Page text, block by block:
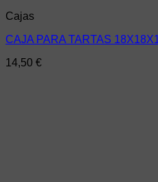
Cajas
CAJA PARA TARTAS
14,50 €